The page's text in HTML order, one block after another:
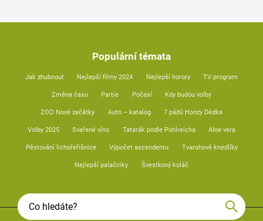
Populární témata
Jak zhubnout Nejlepší filmy 2024 Nejlepší horory TV program
Změna času Partie Počasí Kdy budou volby
ZOO Nové začátky Auto – katalog 7 pádů Honzy Dědka
Volby 2025 Svařené víno Tatarák podle Pohlreicha Aloe vera
Pěstování lichořeřišnice Výpočet ascendentu Tvarohové knedlíky
Nejlepší palačinky Švestkový koláč